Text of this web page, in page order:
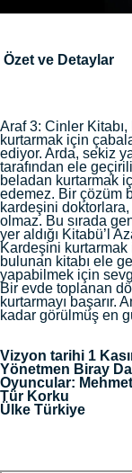
Özet ve Detaylar
Araf 3: Cinler
kurtarmak için
ediyor. Arda, sekiz
tarafından ele
beladan kurtarmak
edemez. Bir çözüm
kardeşini
olmaz. Bu sırada
yer aldığı Kitabü’l
Kardeşini
bulunan kitabı ele
yapabilmek için
Bir evde toplanan
kurtarmayı başarır.
kadar görülmüş en
Vizyon tarihi 1
Yönetmen Biray
Oyuncular:
Tür Korku
Ülke Türkiye